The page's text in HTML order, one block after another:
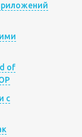
of
с